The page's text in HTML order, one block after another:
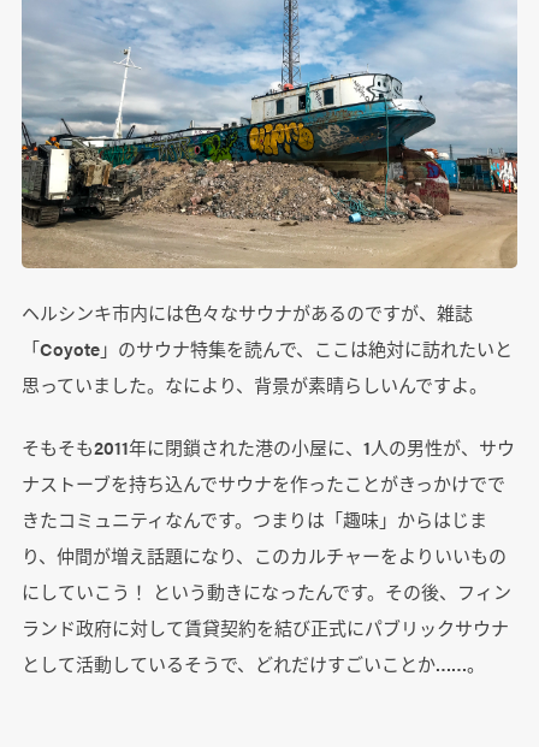
ヘルシンキ市内には色々なサウナがあるのですが、雑誌
「Coyote」のサウナ特集を読んで、ここは絶対に訪れたいと
思っていました。なにより、背景が素晴らしいんですよ。
そもそも2011年に閉鎖された港の小屋に、1人の男性が、サウ
ナストーブを持ち込んでサウナを作ったことがきっかけでで
きたコミュニティなんです。つまりは「趣味」からはじま
り、仲間が増え話題になり、このカルチャーをよりいいもの
にしていこう！ という動きになったんです。その後、フィン
ランド政府に対して賃貸契約を結び正式にパブリックサウナ
として活動しているそうで、どれだけすごいことか……。